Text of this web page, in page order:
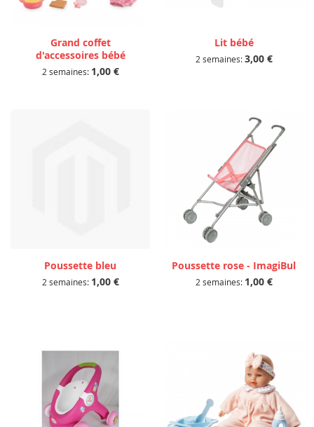
Grand coffet
d'accessoires bébé
2 semaines: 1,00 €
Lit bébé
2 semaines:3,00 €
Poussette bleu
2 semaines: 1,00 €
Poussette rose - ImagiBul
2 semaines: 1,00 €